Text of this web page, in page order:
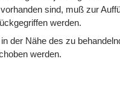
sind, muß zur
werden.
der Nähe des zu
werden.